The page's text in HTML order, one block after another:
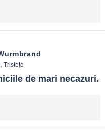
, Tristețe
de mari necazuri.